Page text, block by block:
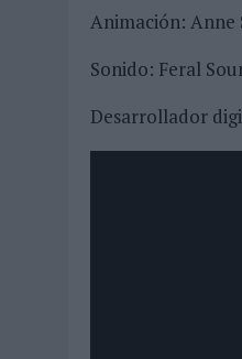
Animación:
Sonido: Feral
Desarrollador